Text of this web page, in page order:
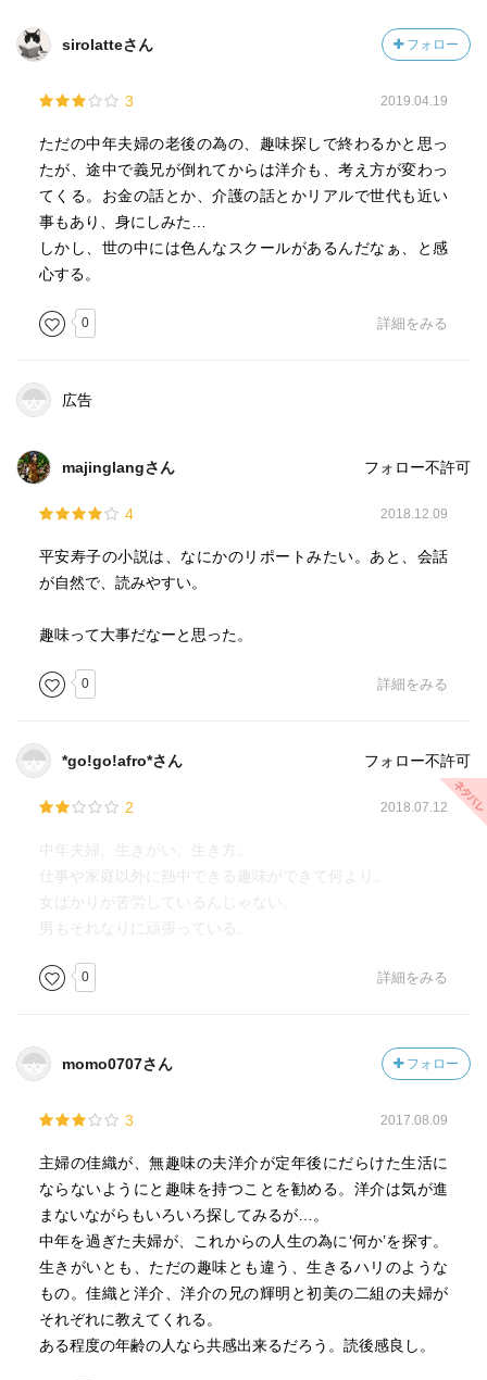
sirolatteさん フォロー
3 2019.04.19
ただの中年夫婦の老後の為の、趣味探しで終わるかと思っ
たが、途中で義兄が倒れてからは洋介も、考え方が変わっ
てくる。お金の話とか、介護の話とかリアルで世代も近い
事もあり、身にしみた…
しかし、世の中には色んなスクールがあるんだなぁ、と感
心する。
0 詳細をみる
広告
majinglangさん フォロー不許可
4 2018.12.09
平安寿子の小説は、なにかのリポートみたい。あと、会話
が自然で、読みやすい。
趣味って大事だなーと思った。
0 詳細をみる
*go!go!afro*さん フォロー不許可
2 2018.07.12
中年夫婦。生きがい。生き方。
仕事や家庭以外に熱中できる趣味ができて何より。
女ばかりが苦労しているんじゃない。
男もそれなりに頑張っている。
0 詳細をみる
momo0707さん フォロー
3 2017.08.09
主婦の佳織が、無趣味の夫洋介が定年後にだらけた生活に
ならないようにと趣味を持つことを勧める。洋介は気が進
まないながらもいろいろ探してみるが…。
中年を過ぎた夫婦が、これからの人生の為に‘何か’を探す。
生きがいとも、ただの趣味とも違う、生きるハリのような
もの。佳織と洋介、洋介の兄の輝明と初美の二組の夫婦が
それぞれに教えてくれる。
ある程度の年齢の人なら共感出来るだろう。読後感良し。